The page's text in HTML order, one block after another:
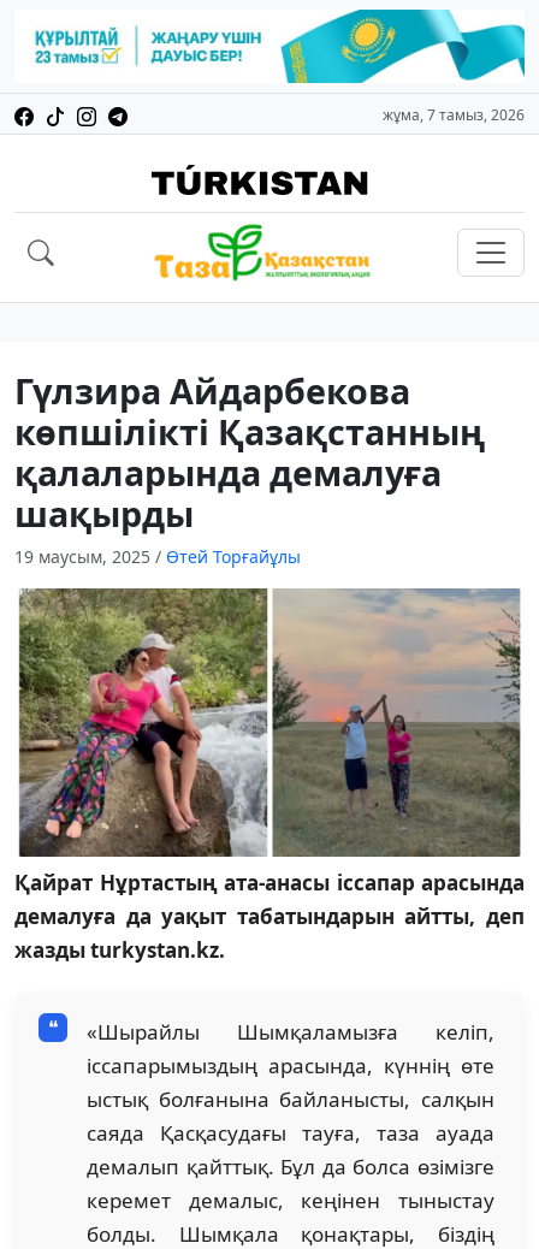
жұма, 7 тамыз, 2026
Гүлзира Айдарбекова
көпшілікті Қазақстанның
қалаларында демалуға
шақырды
19 маусым, 2025 / Өтей Торғайұлы
Қайрат Нұртастың ата-анасы іссапар арасында
демалуға да уақыт табатындарын айтты, деп
жазды turkystan.kz.
«Шырайлы Шымқаламызға келіп,
іссапарымыздың арасында, күннің өте
ыстық болғанына байланысты, салқын
саяда Қасқасудағы тауға, таза ауада
демалып қайттық. Бұл да болса өзімізге
керемет демалыс, кеңінен тыныстау
болды. Шымқала қонақтары, біздің